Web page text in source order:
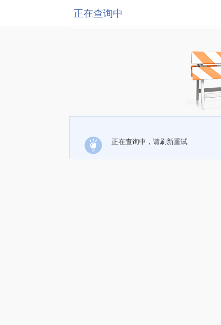
正在查询中
正在查询中，请刷新重试